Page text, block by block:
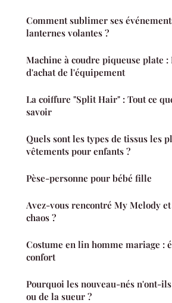
Comment sublimer ses
lanternes volantes ?
Machine à coudre piqueuse plate :
d'achat de l'équipement
La coiffure "Split Hair" : Tout ce
savoir
Quels sont les types de tissus les
vêtements pour enfants ?
Pèse-personne pour bébé fille
Avez-vous rencontré My Melody
chaos ?
Costume en lin homme mariage :
confort
Pourquoi les nouveau-nés n'ont-
ou de la sueur ?